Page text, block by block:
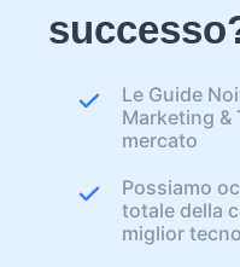
Le Guide
Marketing &
mercato
Possiamo
totale della
miglior